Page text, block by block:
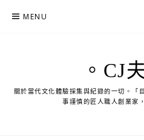
MENU
。CJ
關於當代文化體驗採集與紀錄的一切。「
事謹慎的匠人職人創業家